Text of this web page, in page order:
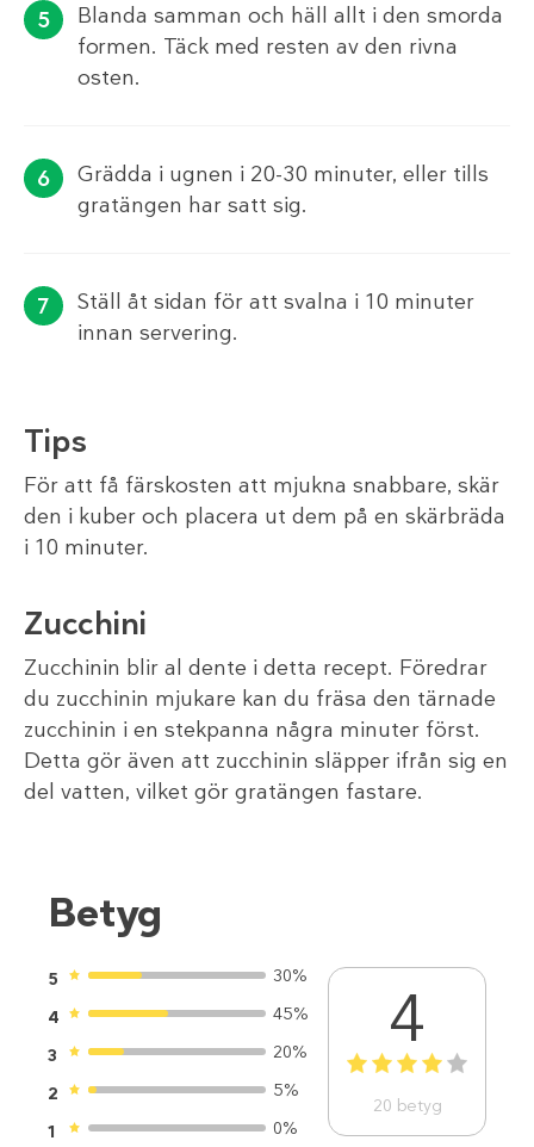
Blanda samman och häll allt i den smorda
formen. Täck med resten av den rivna
osten.
Grädda i ugnen i 20-30 minuter, eller tills
gratängen har satt sig.
Ställ åt sidan för att svalna i 10 minuter
innan servering.
Tips
För att få färskosten att mjukna snabbare, skär
den i kuber och placera ut dem på en skärbräda
i 10 minuter.
Zucchini
Zucchinin blir al dente i detta recept. Föredrar
du zucchinin mjukare kan du fräsa den tärnade
zucchinin i en stekpanna några minuter först.
Detta gör även att zucchinin släpper ifrån sig en
del vatten, vilket gör gratängen fastare.
Betyg
5
30%
4
45%
3
20%
2
5%
1
0%
4
1 2 3 4 5
20 betyg